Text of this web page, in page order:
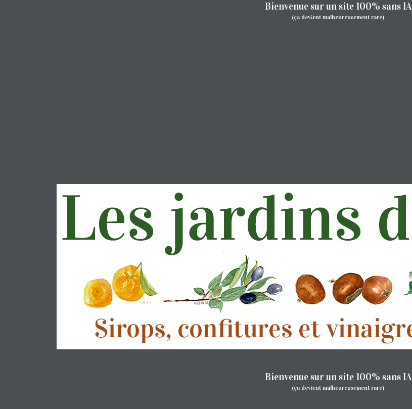
Bienvenue sur un site 100% sans IA
(ça devient malheureusement rare)
Bienvenue sur un site 100% sans IA
(ça devient malheureusement rare)